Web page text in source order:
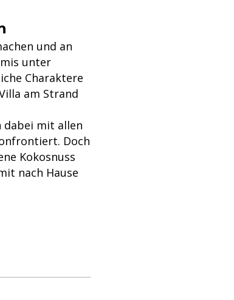
und an
unter
Charaktere
am Strand
dabei mit allen
Doch
Kokosnuss
nach Hause